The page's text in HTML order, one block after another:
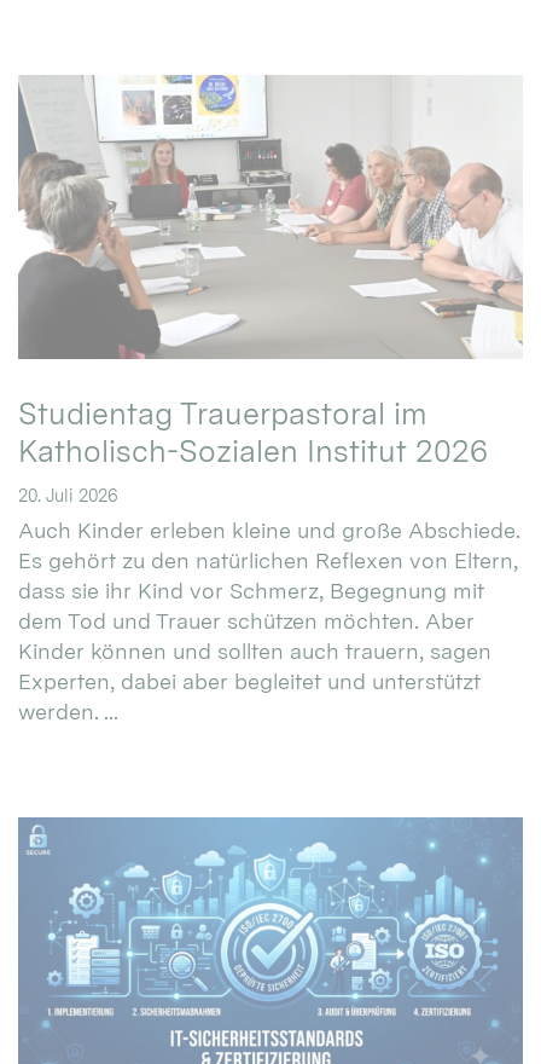
Studientag Trauerpastoral im
Katholisch-Sozialen Institut 2026
20. Juli 2026
Auch Kinder erleben kleine und große Abschiede.
Es gehört zu den natürlichen Reflexen von Eltern,
dass sie ihr Kind vor Schmerz, Begegnung mit
dem Tod und Trauer schützen möchten. Aber
Kinder können und sollten auch trauern, sagen
Experten, dabei aber begleitet und unterstützt
werden. ...